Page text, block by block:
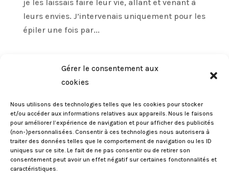
Gérer le consentement aux
cookies
Nous utilisons des technologies telles que les cookies pour stocker
et/ou accéder aux informations relatives aux appareils. Nous le faisons
pour améliorer l’expérience de navigation et pour afficher des publicités
(non-)personnalisées. Consentir à ces technologies nous autorisera à
traiter des données telles que le comportement de navigation ou les ID
uniques sur ce site. Le fait de ne pas consentir ou de retirer son
consentement peut avoir un effet négatif sur certaines fonctonnalités et
caractéristiques.
je les laissais faire leur vie, allant et venant à
leurs envies. J’intervenais uniquement pour les
épiler une fois par...